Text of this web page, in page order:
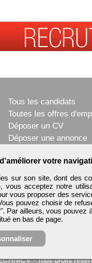
votre
sur son site, dont des
vous acceptez notre
vous proposer des
pouvez choisir de
Par ailleurs, vous pouvez
en bas de page.
Tous les candidats
Toutes les offres
Déposer un CV
Déposer une annonce
-Tous droits